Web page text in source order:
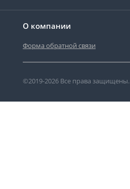
О компании
Форма обратной связи
©2019-2026 Все права защищены.